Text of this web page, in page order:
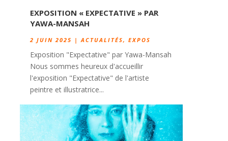
EXPOSITION « EXPECTATIVE » PAR
YAWA-MANSAH
2 JUIN 2025 | ACTUALITÉS, EXPOS
Exposition "Expectative" par Yawa-Mansah
Nous sommes heureux d'accueillir
l'exposition "Expectative" de l'artiste
peintre et illustratrice...